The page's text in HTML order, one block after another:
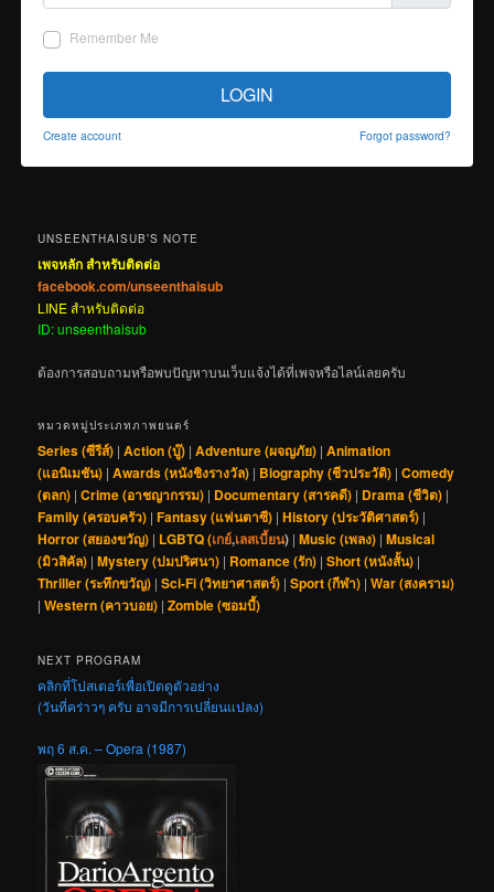
Remember Me
LOGIN
Create account Forgot password?
UNSEENTHAISUB’S NOTE
เพจหลัก สำหรับติดต่อ
facebook.com/unseenthaisub
LINE สำหรับติดต่อ
ID: unseenthaisub
ต้องการสอบถามหรือพบปัญหาบนเว็บแจ้งได้ที่เพจหรือไลน์เลยครับ
หมวดหมู่ประเภทภาพยนตร์
Series (ซีรีส์) |Action (บู๊) |Adventure (ผจญภัย) |Animation
(แอนิเมชัน) |Awards (หนังชิงรางวัล) | Biography (ชีวประวัติ) |Comedy
(ตลก) |Crime (อาชญากรรม) | Documentary (สารคดี) | Drama (ชีวิต) |
Family (ครอบครัว) |Fantasy (แฟนตาซี) |History (ประวัติศาสตร์) |
Horror (สยองขวัญ) | LGBTQ (เกย์,เลสเบี้ยน) |Music (เพลง) |Musical
(มิวสิคัล) |Mystery (ปมปริศนา) | Romance (รัก) |Short (หนังสั้น) |
Thriller (ระทึกขวัญ) |Sci-Fi (วิทยาศาสตร์) |Sport (กีฬา) |War (สงคราม)
|Western (คาวบอย) |Zombie (ซอมบี้)
NEXT PROGRAM
คลิกที่โปสเตอร์เพื่อเปิดดูตัวอย่าง
(วันที่คร่าวๆ ครับ อาจมีการเปลี่ยนแปลง)
พฤ 6 ส.ค. – Opera (1987)